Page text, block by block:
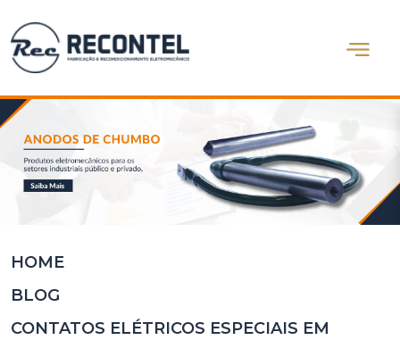
Abrir
Somos
Produtos
HOME
BLOG
CONTATOS ELÉTRICOS ESPECIAIS EM